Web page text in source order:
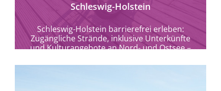
Schleswig-Holstein
Schleswig-Holstein barrierefrei erleben:
Zugängliche Strände, inklusive Unterkünfte
und Kulturangebote an Nord- und Ostsee –